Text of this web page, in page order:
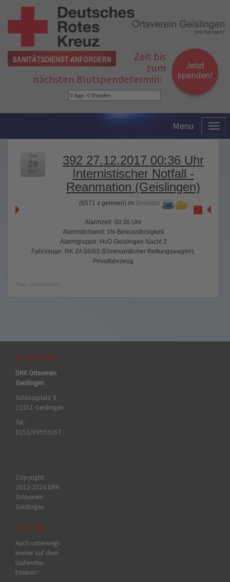
Zeit bis
zum
nächsten Blutspendetermin:
Menu
392 27.12.2017 00:36 Uhr
Internistischer Notfall -
Reanmation (Geislingen)
(6571 x gelesen) im Einsätze
Dez
29
2017
Alarmzeit: 00:36 Uhr
Alarmstichwort: 1N-Bewusstlosigkeit
Alarmgruppe: HvO Geislingen Nacht 2
Fahrzeuge: RK ZA 56/83 (Ehrenamtlicher Rettungswagen),
Privatfahrzeug
Tags (Suchwörter):
KONTAKT
DRK Ortsverein
Geislingen
Schlossplatz 8
72351 Geislingen
Tel.:
0152/09993267
Copyright:
2012-2024 DRK
Ortsverein
Geislingen
SOCIAL
Auch unterwegs
immer auf dem
laufenden
bleiben?